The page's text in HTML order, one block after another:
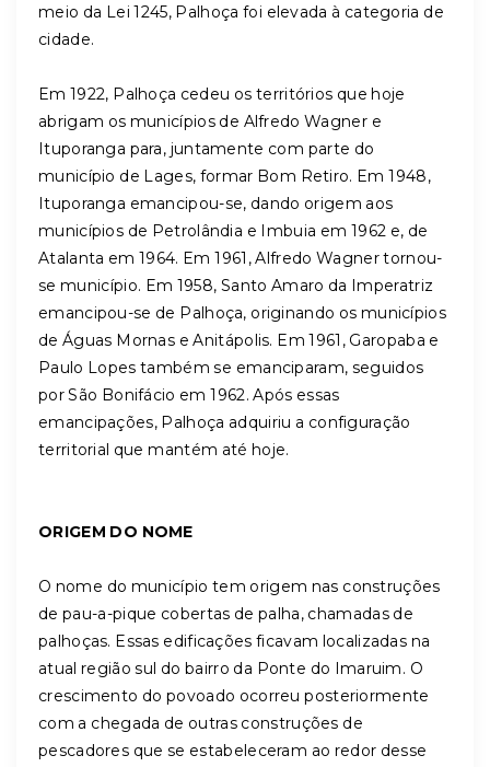
meio da Lei 1245, Palhoça foi elevada à categoria de
cidade.
Em 1922, Palhoça cedeu os territórios que hoje
abrigam os municípios de Alfredo Wagner e
Ituporanga para, juntamente com parte do
município de Lages, formar Bom Retiro. Em 1948,
Ituporanga emancipou-se, dando origem aos
municípios de Petrolândia e Imbuia em 1962 e, de
Atalanta em 1964. Em 1961, Alfredo Wagner tornou-
se município. Em 1958, Santo Amaro da Imperatriz
emancipou-se de Palhoça, originando os municípios
de Águas Mornas e Anitápolis. Em 1961, Garopaba e
Paulo Lopes também se emanciparam, seguidos
por São Bonifácio em 1962. Após essas
emancipações, Palhoça adquiriu a configuração
territorial que mantém até hoje.
ORIGEM DO NOME
O nome do município tem origem nas construções
de pau-a-pique cobertas de palha, chamadas de
palhoças. Essas edificações ficavam localizadas na
atual região sul do bairro da Ponte do Imaruim. O
crescimento do povoado ocorreu posteriormente
com a chegada de outras construções de
pescadores que se estabeleceram ao redor desse